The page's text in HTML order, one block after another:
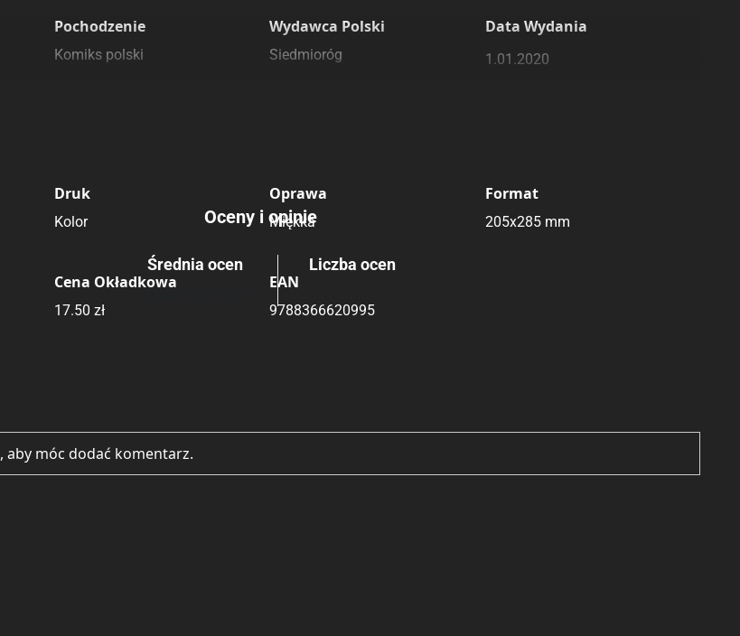
Pochodzenie
Komiks polski
Wydawca Polski
Siedmioróg
Data Wydania
1.01.2020
Druk
Kolor
Oprawa
Miękka
Format
205x285 mm
Cena Okładkowa
17.50 zł
EAN
9788366620995
Oceny i opinie
Średnia ocen
Brak głosów
Liczba ocen
, aby móc dodać komentarz.